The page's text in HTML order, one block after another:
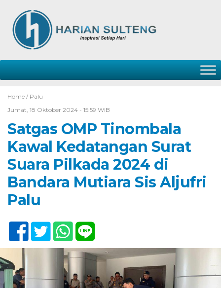
Home / Palu
Jumat, 18 Oktober 2024 - 15:59 WIB
Satgas OMP Tinombala
Kawal Kedatangan Surat
Suara Pilkada 2024 di
Bandara Mutiara Sis Aljufri
Palu